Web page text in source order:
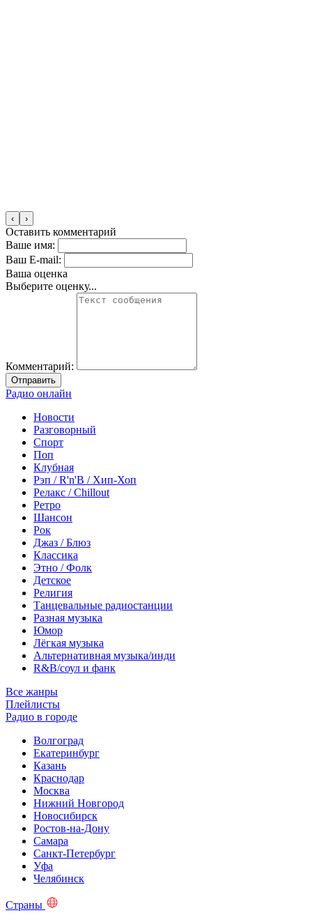
‹ ›
Оставить комментарий
Ваше имя:
Ваш E-mail:
Ваша оценка
Выберите оценку...
Комментарий:
Отправить
Радио онлайн
Новости
Разговорный
Спорт
Поп
Клубная
Рэп / R'n'B / Хип-Хоп
Релакс / Chillout
Ретро
Шансон
Рок
Джаз / Блюз
Классика
Этно / Фолк
Детское
Религия
Танцевальные радиостанции
Разная музыка
Юмор
Лёгкая музыка
Альтернативная музыка/инди
R&B/cоул и фанк
Все жанры
Плейлисты
Радио в городе
Волгоград
Екатеринбург
Казань
Краснодар
Москва
Нижний Новгород
Новосибирск
Ростов-на-Дону
Самара
Санкт-Петербург
Уфа
Челябинск
Страны